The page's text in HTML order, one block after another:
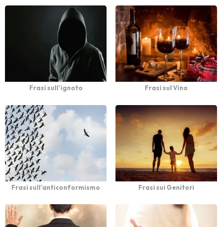
Frasi sull’ignoto Frasi sul Vino
Frasi sull’anticonformismo Frasi sui Genitori